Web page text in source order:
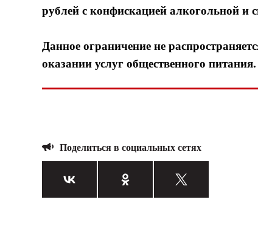
рублей с конфискацией алкогольной и
Данное ограничение не
оказании услуг общественного питания.
Поделиться в социальных сетях